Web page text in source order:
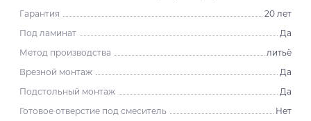
Гарантия
20 лет
Под ламинат
Да
Метод производства
литьё
Врезной монтаж
Да
Подстольный монтаж
Да
Готовое отверстие под смеситель
Нет